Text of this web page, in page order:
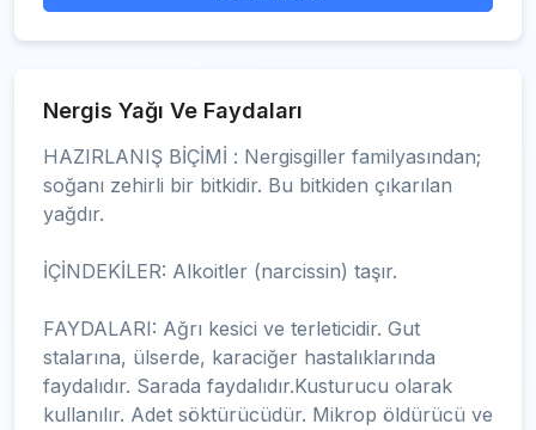
Nergis Yağı Ve Faydaları
HAZIRLANIŞ BİÇİMİ : Nergisgiller familyasından;
soğanı zehirli bir bitkidir. Bu bitkiden çıkarılan
yağdır.
İÇİNDEKİLER: Alkoitler (narcissin) taşır.
FAYDALARI: Ağrı kesici ve terleticidir. Gut
stalarına, ülserde, karaciğer hastalıklarında
faydalıdır. Sarada faydalıdır.Kusturucu olarak
kullanılır. Adet söktürücüdür. Mikrop öldürücü ve